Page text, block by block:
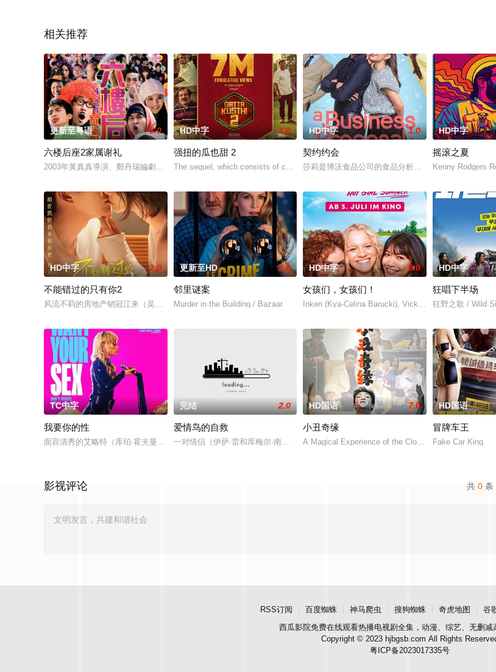
相关推荐
更新至粤语 5.0
六楼后座2家属谢礼
2003年黃真真導演、鄭丹瑞編劇的喜劇《六樓后座》拍出香港新一代的愛情面面觀，其中「Truth orDare」大膽遊戲更表達時
HD中字 2.0
强扭的瓜也甜 2
The sequel, which consists of consecutive events following the film Gatta Kusthi (2022).
HD中字 1.0
契约约会
莎莉是博沃食品公司的食品分析师，如今陷入财务困
HD中字
摇滚之夏
Kenny Rodgers
HD中字 2.0
不能错过的只有你2
风流不羁的房地产销冠江来（吴翊歌 饰），为利益化身“深情画家”，步步为营接近倔强女医生李梦（李萌萌 饰）。他算计利益
更新至HD 2.0
邻里谜案
Murder in the Building / Bazaar
HD中字 9.0
女孩们，女孩们！
Inken (Kya-Celina Barucki), Vicky (Julia
HD中字
狂唱下半场
狂野之歌 / Wild
TC中字 7.0
我要你的性
面容清秀的艾略特（库珀·霍夫曼 Cooper Hoffman 饰）在著名艺术家艾丽卡·特蕾西（奥利维亚·王尔德 Olivia Wilde 饰）那里
完结 2.0
爱情鸟的自救
一对情侣（伊萨·雷和库梅尔·南贾尼饰）正在互诉衷肠，结果被无意中卷入了一场谋杀迷局
HD国语 7.0
小丑奇缘
A Magical Experience of the Clown
HD国语
冒牌车王
Fake Car King
共 0 条
影视评论
RSS订阅 百度蜘蛛 神马爬虫 搜狗蜘蛛 奇虎地图 谷
西瓜影院免费在线观看热播电视剧全集，动漫、综艺、无删减
Copyright © 2023 hjbgsb.com All Rights
粤ICP备2023017335号